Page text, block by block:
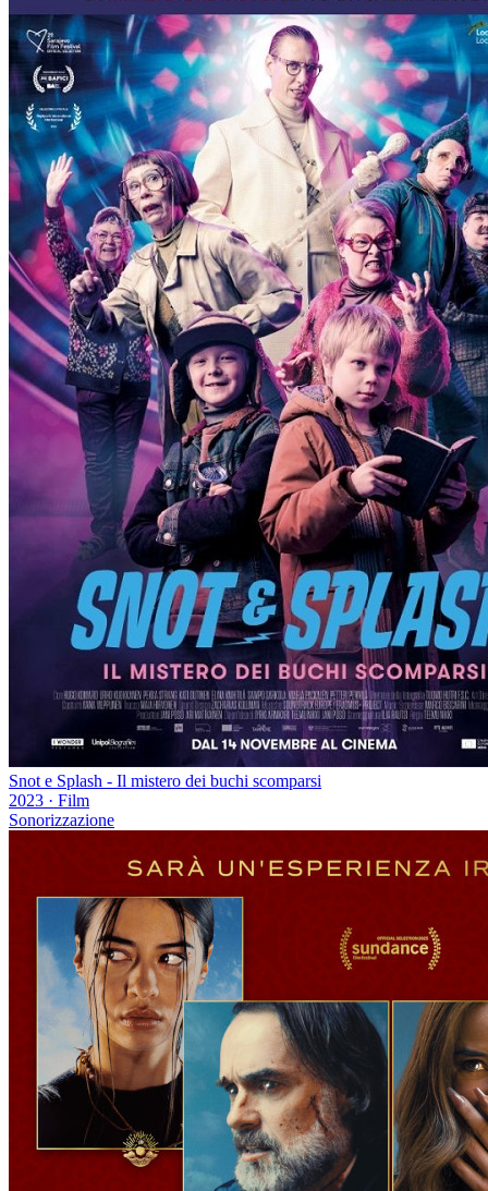
Snot e Splash - Il mistero dei buchi scomparsi
2023 · Film
Sonorizzazione